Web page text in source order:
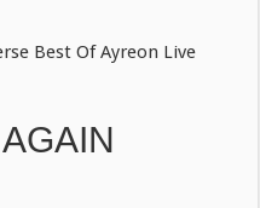
Best Of Ayreon Live